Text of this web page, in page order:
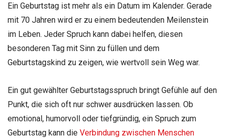
Ein Geburtstag ist mehr als ein Datum im Kalender. Gerade
mit 70 Jahren wird er zu einem bedeutenden Meilenstein
im Leben. Jeder Spruch kann dabei helfen, diesen
besonderen Tag mit Sinn zu füllen und dem
Geburtstagskind zu zeigen, wie wertvoll sein Weg war.
Ein gut gewählter Geburtstagsspruch bringt Gefühle auf den
Punkt, die sich oft nur schwer ausdrücken lassen. Ob
emotional, humorvoll oder tiefgründig, ein Spruch zum
Geburtstag kann die Verbindung zwischen Menschen